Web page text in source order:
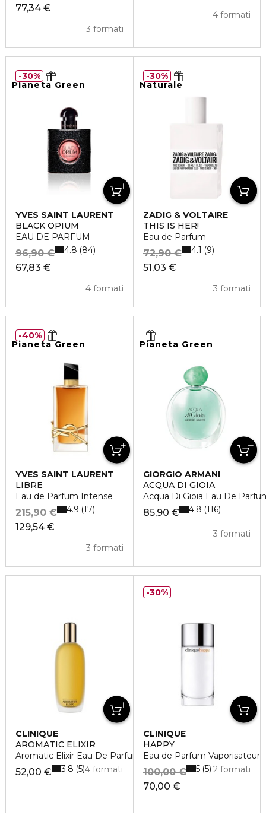
77,34 €
3 formati
4 formati
Pianeta Green
YVES SAINT LAURENT
BLACK OPIUM
EAU DE PARFUM
67,83 €
96,90 €
4 formati
4.8 84
30%
Naturale
ZADIG & VOLTAIRE
THIS IS HER!
Eau de Parfum
51,03 €
72,90 €
3 formati
4.1 9
30%
Pianeta Green
YVES SAINT LAURENT
LIBRE
Eau de Parfum Intense
129,54 €
215,90 €
3 formati
4.9 17
40%
Pianeta Green
GIORGIO ARMANI
ACQUA DI GIOIA
Acqua Di Gioia Eau De
85,90 €
3 formati
4.8 116
CLINIQUE
AROMATIC ELIXIR
Aromatic Elixir Eau De Parfum Spray
52,00 € 4 formati
3.8 5
CLINIQUE
HAPPY
Eau de Parfum Vaporisateur
70,00 €
100,00 € 2 formati
5 5
30%